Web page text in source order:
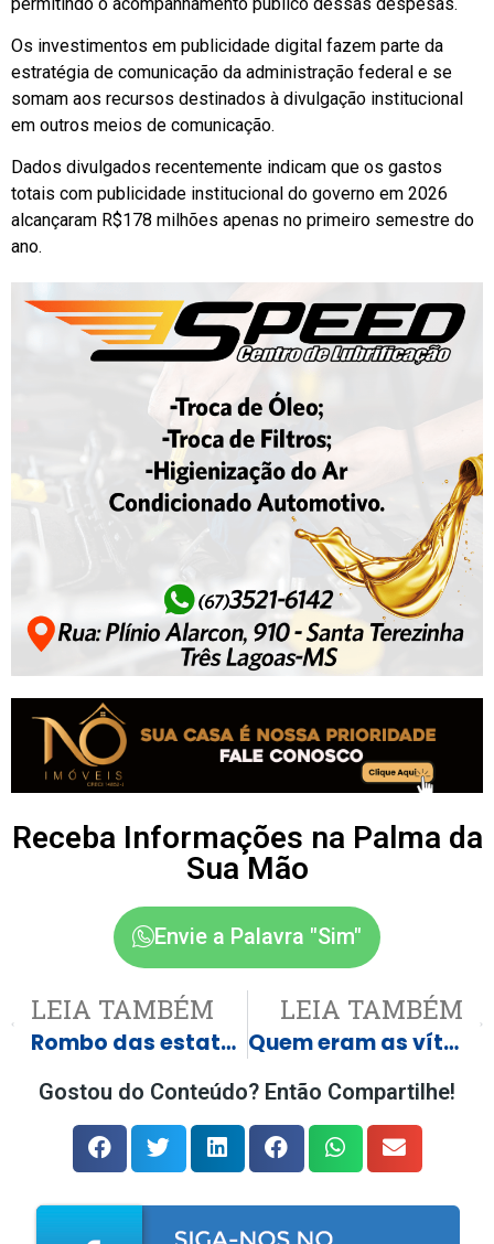
Os investimentos em publicidade digital fazem parte da
estratégia de comunicação da administração federal e se
somam aos recursos destinados à divulgação institucional
em outros meios de comunicação.
Dados divulgados recentemente indicam que os gastos
totais com publicidade institucional do governo em 2026
alcançaram R$178 milhões apenas no primeiro semestre do
ano.
Receba Informações na Palma da
Sua Mão
Envie a Palavra "Sim"
LEIA TAMBÉM
Rombo das estatais dispara e atinge R$7,4 bilhões no governo Lula
LEIA TAMBÉM
Quem eram as vítimas de queda de avião em Mato Grosso do Sul
Gostou do Conteúdo? Então Compartilhe!